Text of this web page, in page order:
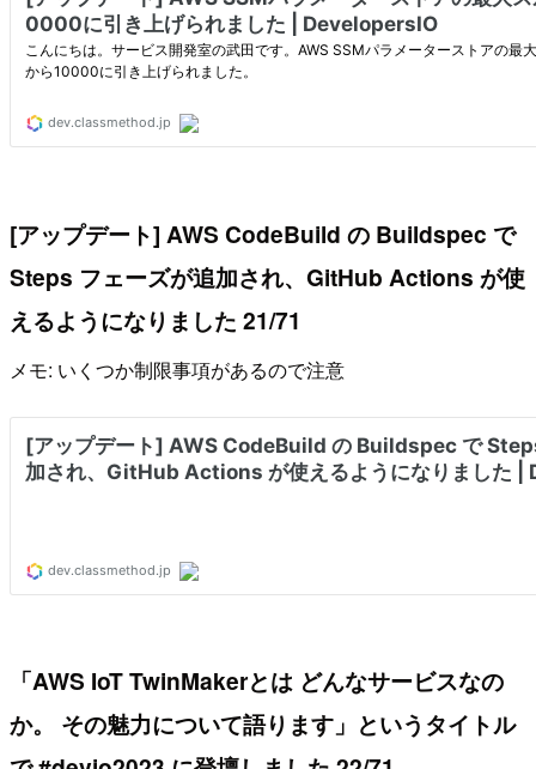
[アップデート] AWS CodeBuild の Buildspec で
Steps フェーズが追加され、GitHub Actions が使
えるようになりました 21/71
メモ: いくつか制限事項があるので注意
「AWS IoT TwinMakerとは どんなサービスなの
か。 その魅力について語ります」というタイトル